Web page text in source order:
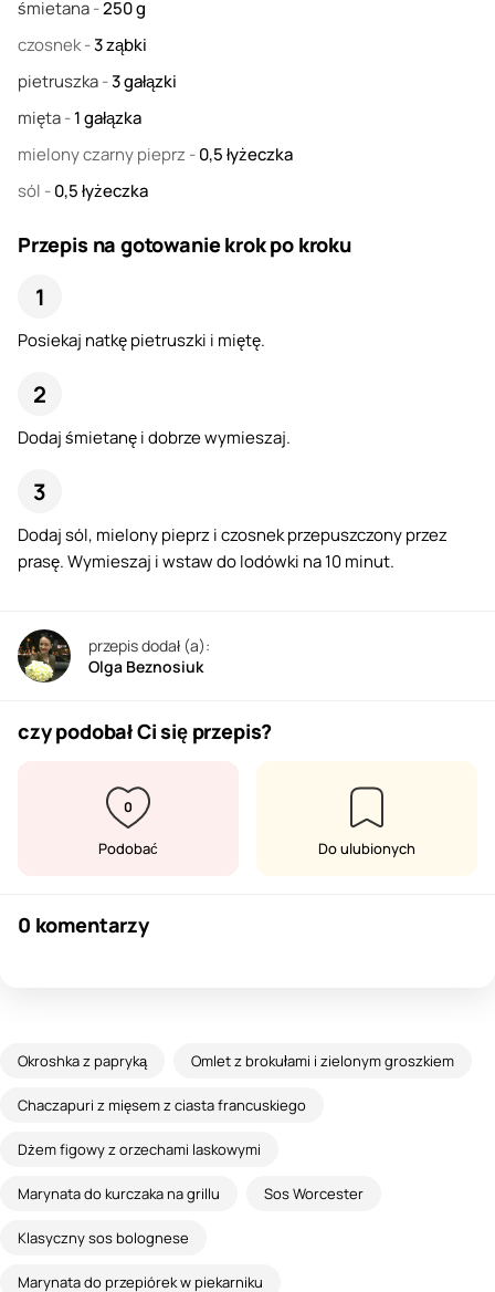
śmietana-250g
czosnek-3ząbki
pietruszka-3gałązki
mięta-1gałązka
mielony czarny pieprz -0,5łyżeczka
sól -0,5łyżeczka
Przepis na gotowanie krok po kroku
Posiekaj natkę pietruszki i miętę.
Dodaj śmietanę i dobrze wymieszaj.
Dodaj sól, mielony pieprz i czosnek przepuszczony przez
prasę. Wymieszaj i wstaw do lodówki na 10 minut.
przepis dodał (a):
Olga Beznosiuk
czy podobał Ci się przepis?
0
Podobać Do ulubionych
0 komentarzy
Okroshka z papryką Omlet z brokułami i zielonym groszkiem
Chaczapuri z mięsem z ciasta francuskiego
Dżem figowy z orzechami laskowymi
Marynata do kurczaka na grillu Sos Worcester
Klasyczny sos bolognese
Marynata do przepiórek w piekarniku